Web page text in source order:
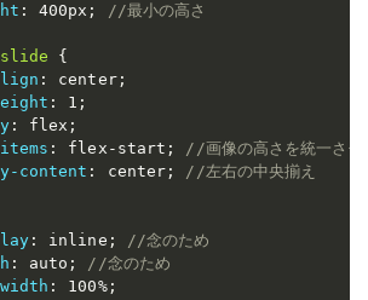
: 400px ; //最小の高さ
{
: center;
: 1 ;
: flex ;
: flex-start ;
//画像の高さを統一させ
content : center ; //左右の中央揃え
: inline ;
//念のため
: auto ;
//念のため
: 100%;